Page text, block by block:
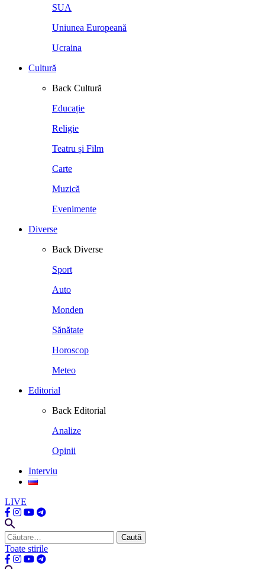
SUA
Uniunea Europeană
Ucraina
Cultură
Back Cultură
Educație
Religie
Teatru și Film
Carte
Muzică
Evenimente
Diverse
Back Diverse
Sport
Auto
Monden
Sănătate
Horoscop
Meteo
Editorial
Back Editorial
Analize
Opinii
Interviu
LIVE
Caută
după:
Toate stirile